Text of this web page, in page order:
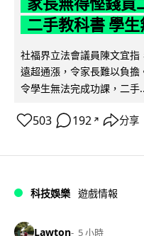
家長無得慳錢買
二手教科書 學
社福界立法會議員陳文宜
遠超通漲，令家長難以負擔
令學生無法完成功課，二手
503 192 ↗ 分享
科技娛樂 遊戲情報
Lawton 5 小時